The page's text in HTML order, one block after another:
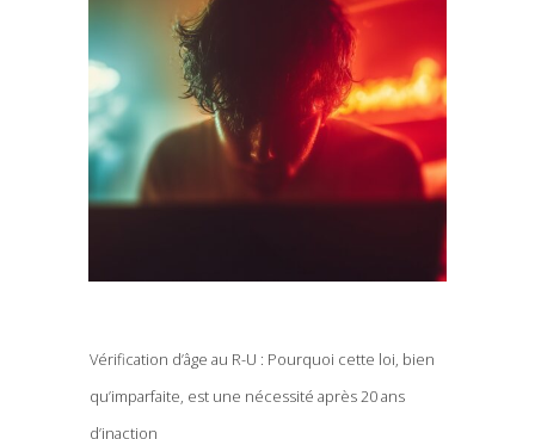
Vérification d’âge au R-U : Pourquoi cette loi, bien
qu’imparfaite, est une nécessité après 20 ans
d’inaction